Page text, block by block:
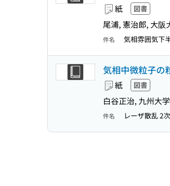
紙 図書
尾浦, 憲治郎, 大阪
件名 気相雰囲気下
気相中微粒子の
紙 図書
白谷正治, 九州大学
件名 レーザ散乱 2